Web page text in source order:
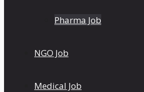
Pharma Job
NGO Job
Medical Job